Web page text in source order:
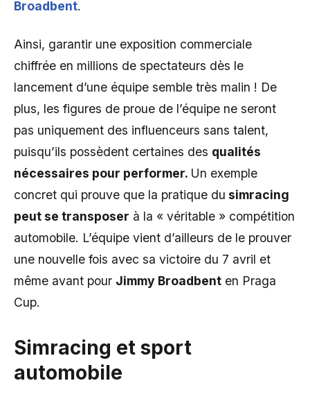
Broadbent.
Ainsi, garantir une exposition commerciale
chiffrée en millions de spectateurs dès le
lancement d’une équipe semble très malin ! De
plus, les figures de proue de l’équipe ne seront
pas uniquement des influenceurs sans talent,
puisqu’ils possèdent certaines des qualités
nécessaires pour performer. Un exemple
concret qui prouve que la pratique du simracing
peut se transposer à la « véritable » compétition
automobile. L’équipe vient d’ailleurs de le prouver
une nouvelle fois avec sa victoire du 7 avril et
même avant pour Jimmy Broadbent en Praga
Cup.
Simracing et sport
automobile